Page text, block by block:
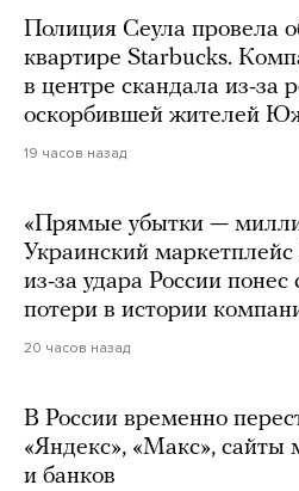
Полиция Сеула провела
квартире Starbucks.
в центре скандала из-за
оскорбившей жителей
19 часов назад
«Прямые убытки —
Украинский маркетплейс
из-за удара России
потери в истории
20 часов назад
В России временно
«Яндекс», «Макс», сайты
и банков